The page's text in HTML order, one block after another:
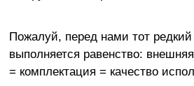
Пожалуй, перед нами тот редкий
выполняется равенство:
= комплектация = качество